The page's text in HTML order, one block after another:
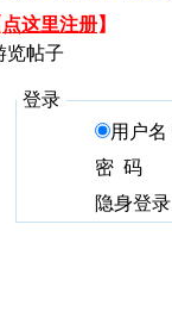
点这里注册】
览帖子
登录
用户名
密 码
隐身登录